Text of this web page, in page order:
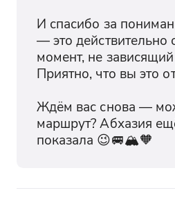
И спасибо за
— это действительно
момент, не зависящий
Приятно, что вы это
Ждём вас снова —
маршрут? Абхазия
показала 😉🚐🏔️🧡